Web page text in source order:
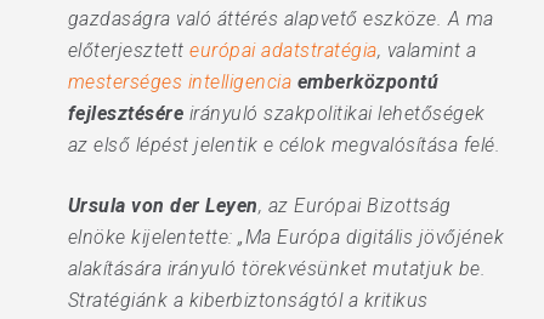
gazdaságra való áttérés alapvető eszköze. A ma
előterjesztetteurópai adatstratégia, valamint a
mesterséges intelligencia emberközpontú
fejlesztésére irányuló szakpolitikai lehetőségek
az első lépést jelentik e célok megvalósítása felé.
Ursula von der Leyen, az Európai Bizottság
elnöke kijelentette: „Ma Európa digitális jövőjének
alakítására irányuló törekvésünket mutatjuk be.
Stratégiánk a kiberbiztonságtól a kritikus